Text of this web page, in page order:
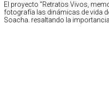
El proyecto "Retratos Vivos,
fotografía las dinámicas de vida
Soacha. resaltando la